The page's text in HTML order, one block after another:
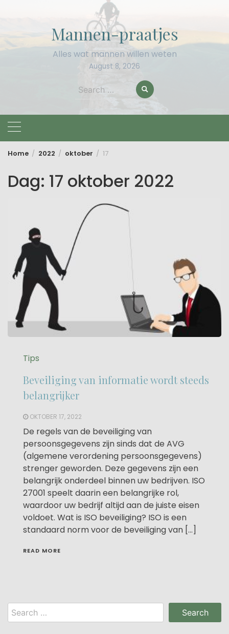
Mannen-praatjes
Alles wat mannen willen weten
August 8, 2026
Search
Home 2022 oktober 17
Dag: 17 oktober 2022
Tips
Beveiliging van informatie wordt steeds
belangrijker
OKTOBER 17, 2022
De regels van de beveiliging van
persoonsgegevens zijn sinds dat de AVG
(algemene verordening persoonsgegevens)
strenger geworden. Deze gegevens zijn een
belangrijk onderdeel binnen uw bedrijven. ISO
27001 speelt daarin een belangrijke rol,
waardoor uw bedrijf altijd aan de juiste eisen
voldoet. Wat is ISO beveiliging? ISO is een
standaard norm voor de beveiliging van […]
READ MORE
Search
for: